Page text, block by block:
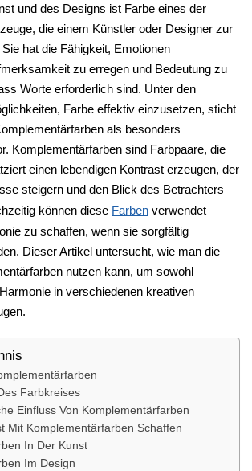
und des Designs ist Farbe eines der
die einem Künstler oder Designer zur
hat die Fähigkeit, Emotionen
zu erregen und Bedeutung zu
Worte erforderlich sind. Unter den
Farbe effektiv einzusetzen, sticht
als besonders
Komplementärfarben sind Farbpaare, die
einen lebendigen Kontrast erzeugen, der
steigern und den Blick des Betrachters
können diese Farben verwendet
zu schaffen, wenn sie sorgfältig
Dieser Artikel untersucht, wie man die
nutzen kann, um sowohl
in verschiedenen kreativen
Farbkreises
Einfluss Von Komplementärfarben
Mit Komplementärfarben Schaffen
In Der Kunst
Im Design